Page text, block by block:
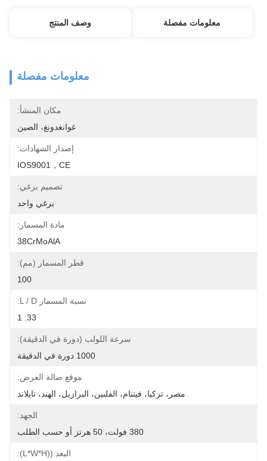
معلومات مفصلة وصف المنتج
معلومات مفصلة
مكان المنشأ:
غوانغدونغ، الصين
إصدار الشهادات:
IOS9001，CE
تصميم برغي:
برغي واحد
مادة المسمار:
38CrMoAlA
قطر المسمار (مم):
100
نسبة المسمار L / D:
33: 1
سرعة اللولب (دورة في الدقيقة):
1000 دورة في الدقيقة
موقع صالة العرض:
مصر، تركيا، فيتنام، الفلبين، البرازيل، الهند، تايلاند
الجهد:
380 فولت، 50 هرتز أو حسب الطلب
البعد ((L*W*H):